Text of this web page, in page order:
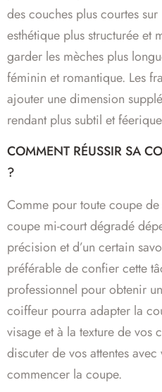
des couches plus courtes
esthétique plus structurée et
garder les mèches plus
féminin et romantique. Les
ajouter une dimension
rendant plus subtil et
COMMENT RÉUSSIR SA
?
Comme pour toute coupe
coupe mi-court dégradé
précision et d’un certain
préférable de confier cette
professionnel pour obtenir
coiffeur pourra adapter la
visage et à la texture de vos
discuter de vos attentes
commencer la coupe.